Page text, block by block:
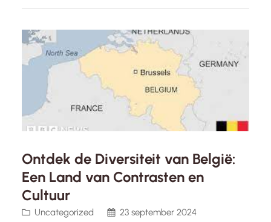
majestueuze standbeeld, vaak gehuld in serene
harmonie en verlichting. De Grote…
Ontdek de Diversiteit van België:
Een Land van Contrasten en
Cultuur
Uncategorized
23 september 2024